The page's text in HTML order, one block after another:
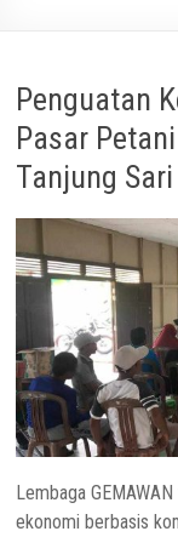
Penguatan
Pasar
Tanjung Sari
Lembaga
ekonomi berbasis